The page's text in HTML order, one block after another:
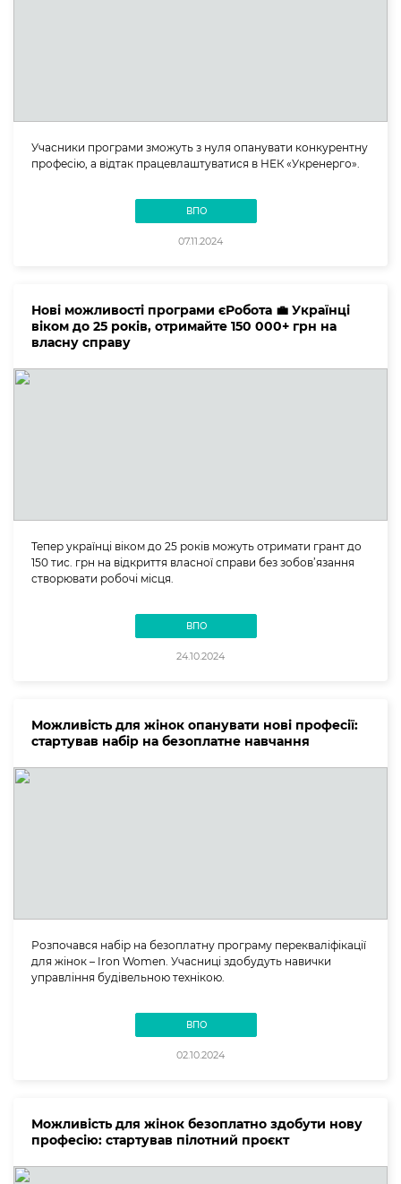
Учасники програми зможуть з нуля опанувати конкурентну
професію, а відтак працевлаштуватися в НЕК «Укренерго».
ВПО
07.11.2024
Нові можливості програми єРобота 💼 Українці
віком до 25 років, отримайте 150 000+ грн на
власну справу
Тепер українці віком до 25 років можуть отримати грант до
150 тис. грн на відкриття власної справи без зобов’язання
створювати робочі місця.
ВПО
24.10.2024
Можливість для жінок опанувати нові професії:
стартував набір на безоплатне навчання
Розпочався набір на безоплатну програму перекваліфікації
для жінок – Iron Women. Учасниці здобудуть навички
управління будівельною технікою.
ВПО
02.10.2024
Можливість для жінок безоплатно здобути нову
професію: стартував пілотний проєкт